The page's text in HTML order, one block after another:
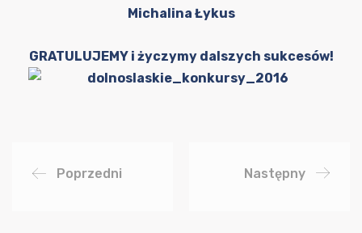
Michalina Łykus
GRATULUJEMY i życzymy dalszych sukcesów!
Poprzedni Następny